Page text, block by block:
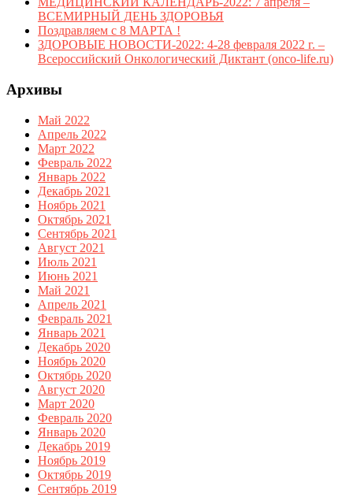
ВСЕМИРНЫЙ ДЕНЬ ЗДОРОВЬЯ
Поздравляем с 8 МАРТА !
ЗДОРОВЫЕ НОВОСТИ-2022: 4-28 февраля 2022 г. –
Всероссийский Онкологический Диктант (onco-life.ru)
Архивы
Май 2022
Апрель 2022
Март 2022
Февраль 2022
Январь 2022
Декабрь 2021
Ноябрь 2021
Октябрь 2021
Сентябрь 2021
Август 2021
Июль 2021
Июнь 2021
Май 2021
Апрель 2021
Февраль 2021
Январь 2021
Декабрь 2020
Ноябрь 2020
Октябрь 2020
Август 2020
Март 2020
Февраль 2020
Январь 2020
Декабрь 2019
Ноябрь 2019
Октябрь 2019
Сентябрь 2019